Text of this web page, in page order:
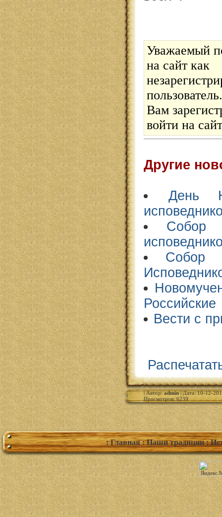
Уважаемый
на сайт как
Вам
войти на
Другие
День
Собор
Собор
Российские
Вести с
| Автор:admin| Дата: 10-12-
Просмотров: 6239
: Главная : Наши традиции :